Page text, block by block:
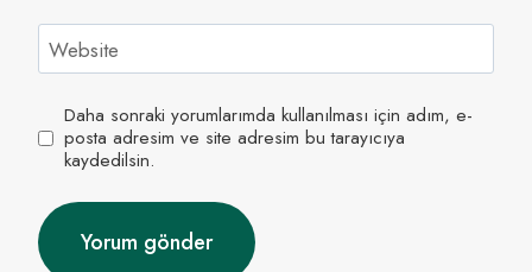
Website
Daha sonraki yorumlarımda kullanılması için adım, e-
posta adresim ve site adresim bu tarayıcıya
kaydedilsin.